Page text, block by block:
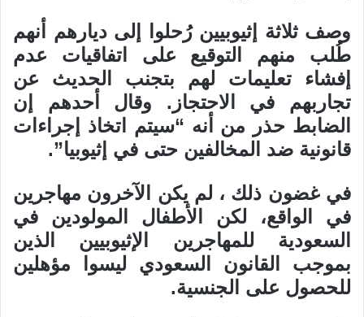
وصف ثلاثة إثيوبيين رُحلوا إلى ديارهم أنهم
طُلب منهم التوقيع على اتفاقيات عدم
إفشاء تعليمات لهم بتجنب الحديث عن
تجاربهم في الاحتجاز. وقال أحدهم إن
الضابط حذر من أنه “سيتم اتخاذ إجراءات
قانونية ضد المخالفين حتى في إثيوبيا”.
في غضون ذلك ، لم يكن الآخرون مهاجرين
في الواقع، لكن الأطفال المولودين في
السعودية للمهاجرين الإثيوبيين الذين
بموجب القانون السعودي ليسوا مؤهلين
للحصول على الجنسية.